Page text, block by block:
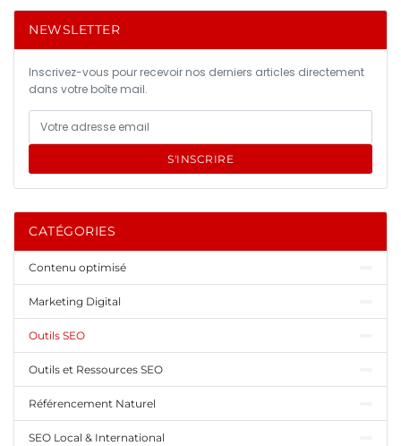
NEWSLETTER
Inscrivez-vous pour recevoir nos derniers articles directement
dans votre boîte mail.
S'INSCRIRE
CATÉGORIES
Contenu optimisé
Marketing Digital
Outils SEO
Outils et Ressources SEO
Référencement Naturel
SEO Local & International